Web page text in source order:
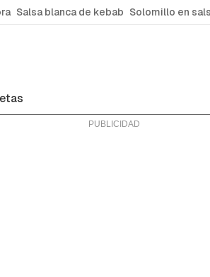
Salsa blanca de kebab Solomillo en